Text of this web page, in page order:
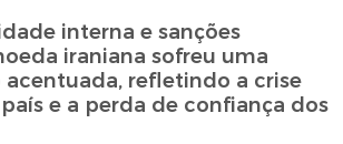
interna e sanções
iraniana sofreu uma
acentuada, refletindo a crise
e a perda de confiança dos